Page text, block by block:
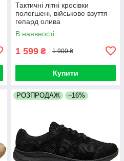
Тактичні літні кросівки
полегшені, військове взуття
гепард олива
В наявності
1 599 ₴ 1 900 ₴
Купити
РОЗПРОДАЖ –16%